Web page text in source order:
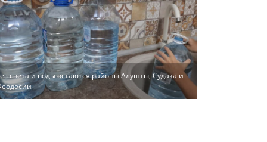
света и воды остаются районы Алушты, Судака и